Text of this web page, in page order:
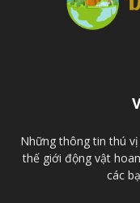
Những thông tin thú
thế giới động vật
các